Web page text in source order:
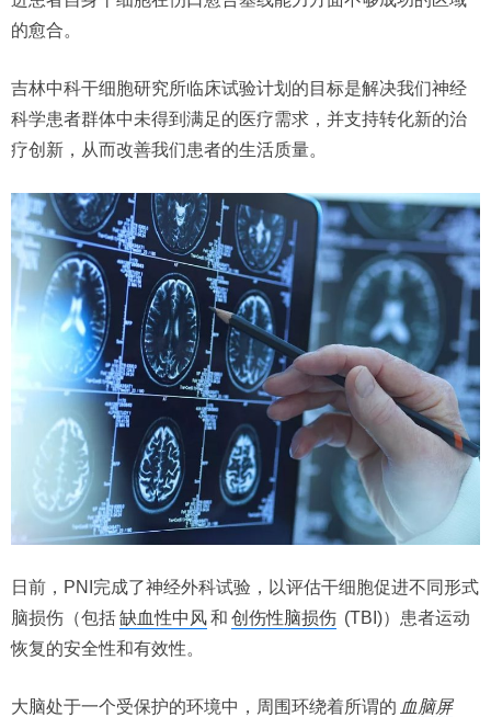
的愈合。
吉林中科干细胞研究所临床试验计划的目标是解决我们神经
科学患者群体中未得到满足的医疗需求，并支持转化新的治
疗创新，从而改善我们患者的生活质量。
日前，PNI完成了神经外科试验，以评估干细胞促进不同形式
脑损伤（包括缺血性中风和 创伤性脑损伤 (TBI)）患者运动
恢复的安全性和有效性。
大脑处于一个受保护的环境中，周围环绕着所谓的 血脑屏